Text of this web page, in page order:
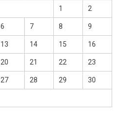
1 2
6 7 8 9
13 14 15 16
20 21 22 23
27 28 29 30